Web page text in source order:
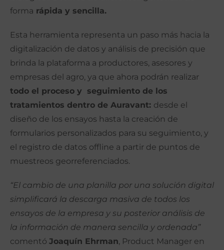
forma rápida y sencilla.
Esta herramienta representa un paso más hacia la
digitalización de datos y análisis de precisión que
brinda la plataforma a productores, asesores y
empresas del agro, ya que ahora podrán realizar
todo el proceso y seguimiento de los
tratamientos dentro de Auravant: desde el
diseño de los ensayos hasta la creación de
formularios personalizados para su seguimiento, y
el registro de datos offline a partir de puntos de
muestreos georreferenciados.
“El cambio de una planilla por una solución digital
simplificará la descarga masiva de todos los
ensayos de la empresa y su posterior análisis de
la información de manera sencilla y ordenada”
comentó Joaquín Ehrman, Product Manager en